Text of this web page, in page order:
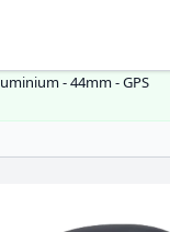
- 44mm - GPS